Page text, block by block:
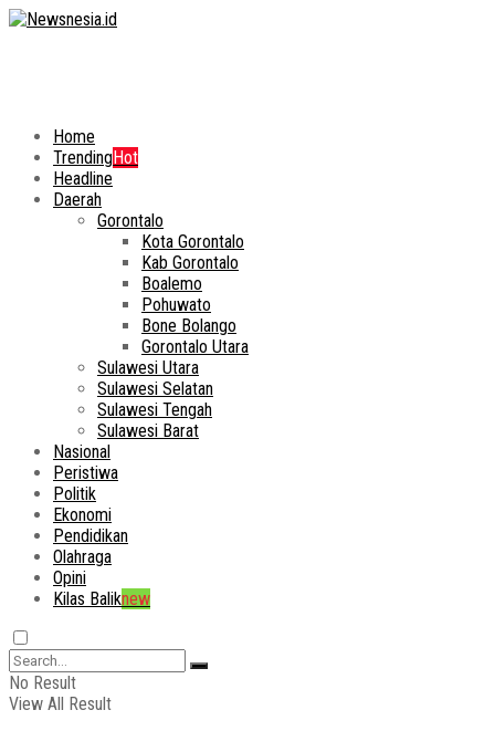
Home
TrendingHot
Headline
Daerah
Gorontalo
Kota Gorontalo
Kab Gorontalo
Boalemo
Pohuwato
Bone Bolango
Gorontalo Utara
Sulawesi Utara
Sulawesi Selatan
Sulawesi Tengah
Sulawesi Barat
Nasional
Peristiwa
Politik
Ekonomi
Pendidikan
Olahraga
Opini
Kilas Baliknew
No Result
View All Result